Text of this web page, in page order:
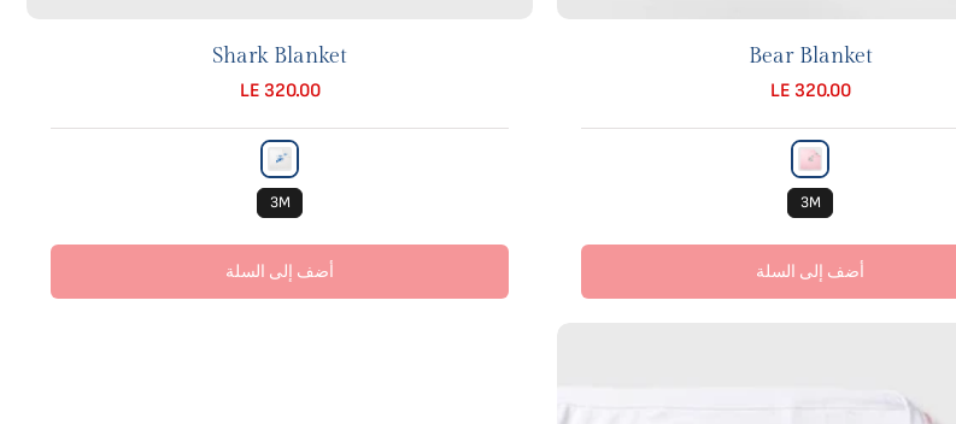
Bear Blanket
LE 320.00
3M
أضف إلى السلة
Shark Blanket
LE 320.00
3M
أضف إلى السلة